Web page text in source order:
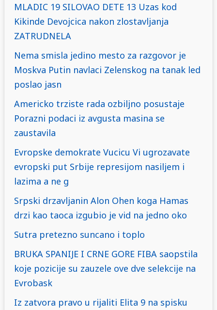
MLADIC 19 SILOVAO DETE 13 Uzas kod
Kikinde Devojcica nakon zlostavljanja
ZATRUDNELA
Nema smisla jedino mesto za razgovor je
Moskva Putin navlaci Zelenskog na tanak led
poslao jasn
Americko trziste rada ozbiljno posustaje
Porazni podaci iz avgusta masina se
zaustavila
Evropske demokrate Vucicu Vi ugrozavate
evropski put Srbije represijom nasiljem i
lazima a ne g
Srpski drzavljanin Alon Ohen koga Hamas
drzi kao taoca izgubio je vid na jedno oko
Sutra pretezno suncano i toplo
BRUKA SPANIJE I CRNE GORE FIBA saopstila
koje pozicije su zauzele ove dve selekcije na
Evrobask
Iz zatvora pravo u rijaliti Elita 9 na spisku